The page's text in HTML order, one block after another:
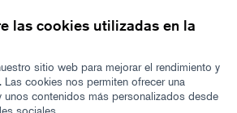
las cookies utilizadas en la
sitio web para mejorar el rendimiento y
cookies nos permiten ofrecer una
unos contenidos más personalizados desde
uso
en YouTube
en GitHub
externo)